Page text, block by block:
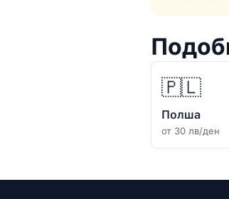
🇵🇱
Полша
от 30 лв/ден